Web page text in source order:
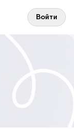
Войти